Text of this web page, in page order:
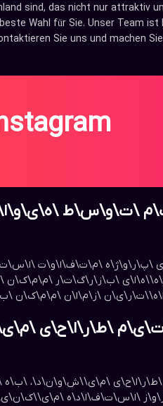
sind, das nicht nur attraktiv
Wahl für Sie. Unser Team
Sie uns und machen
\ت\و\س\ط
\م\ت\ف\ا\و\ت \ا\س\ت.
\پ\ر\و\ژ\ه\‌\ه\ا\ی \ب\ز\ر\گ\ت\ر
\ز\م\ا\ن
\ط\ر\ا\ح\ی
\م\ی\‌\ش\و\ن\د\، \ب\ه
\ا\س\ت\ف\ا\د\ه